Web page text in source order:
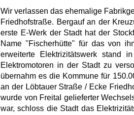
Wir verlassen das ehemalige
Friedhofstraße. Bergauf an der
erste E-Werk der Stadt hat der
Name "Fischerhütte" für das von
erweiterte Elektrizitätswerk stand
Elektromotoren in der Stadt zu
übernahm es die Kommune für
an der Löbtauer Straße / Ecke
wurde von Freital gelieferter
war, schloss die Stadt das